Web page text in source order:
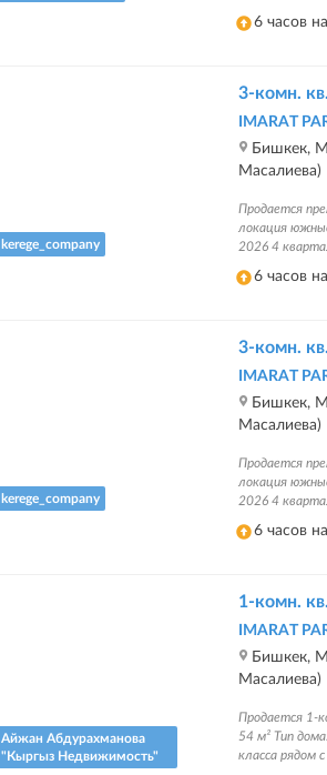
6 часов
kerege_company
3-комн.
IMARAT
Бишкек,
Масалиева)
Продается
локация
2026 4
6 часов
kerege_company
3-комн.
IMARAT
Бишкек,
Масалиева)
Продается
локация
2026 4
6 часов
Айжан Абдурахманова
"Кыргыз Недвижимость"
1-комн.
IMARAT
Бишкек,
Масалиева)
Продается 1-
54 м² Тип
класса рядом